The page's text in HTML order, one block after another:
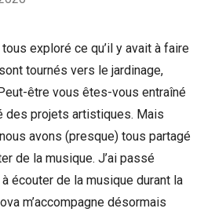
exploré ce qu’il y avait à faire
tournés vers le jardinage,
être vous êtes-vous entraîné
des projets artistiques. Mais
avons (presque) tous partagé
de la musique. J’ai passé
écouter de la musique durant la
m’accompagne désormais